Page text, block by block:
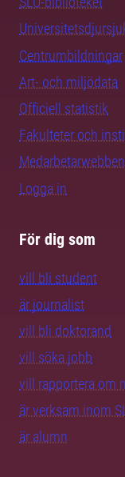
Centrumbildningar
Art- och miljödata
Officiell statistik
Fakulteter och
Medarbetarwebben
Logga in
För dig som
vill bli student
är journalist
vill bli doktorand
vill söka jobb
vill rapportera om
är verksam inom
är alumn